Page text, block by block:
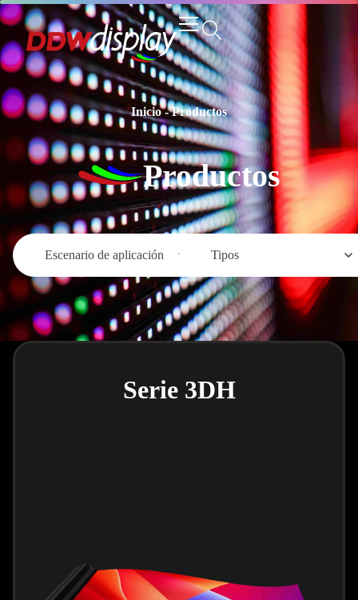
Inicio-Productos
Productos
Escenario de aplicación Tipos
Serie 3DH